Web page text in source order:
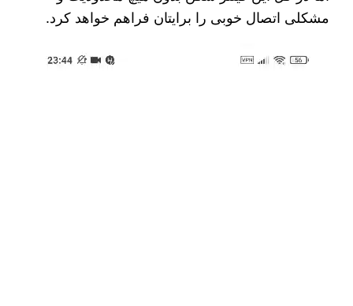
مشکلی اتصال خوبی را برایتان فراهم خواهد کرد.
نمایشگر